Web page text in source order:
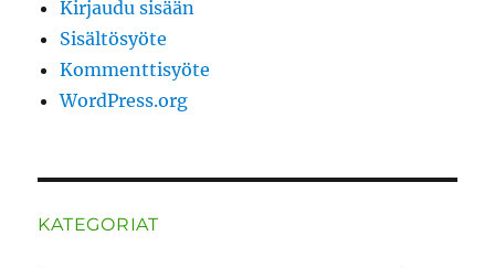
Kirjaudu sisään
Sisältösyöte
Kommenttisyöte
WordPress.org
KATEGORIAT